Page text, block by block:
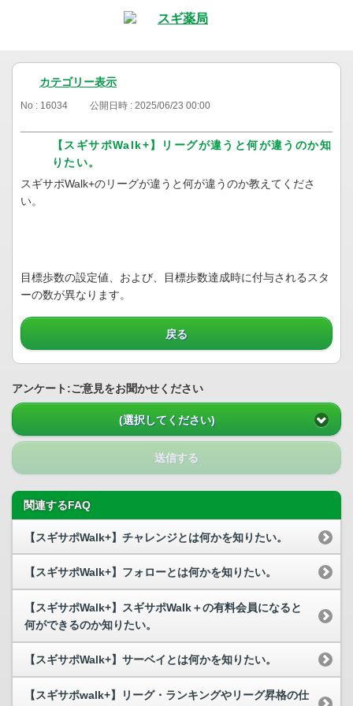
カテゴリー表示
No : 16034 公開日時 : 2025/06/23 00:00
【スギサポWalk+】リーグが違うと何が違うのか知
りたい。
スギサポWalk+のリーグが違うと何が違うのか教えてくださ
い。
目標歩数の設定値、および、目標歩数達成時に付与されるスタ
ーの数が異なります。
戻る
アンケート:ご意見をお聞かせください
(選択してください)
送信する
関連するFAQ
【スギサポWalk+】チャレンジとは何かを知りたい。
【スギサポWalk+】フォローとは何かを知りたい。
【スギサポWalk+】スギサポWalk＋の有料会員になると
何ができるのか知りたい。
【スギサポWalk+】サーベイとは何かを知りたい。
【スギサポwalk+】リーグ・ランキングやリーグ昇格の仕